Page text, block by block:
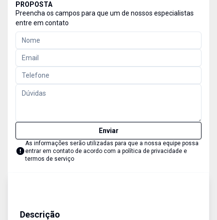
PROPOSTA
Preencha os campos para que um de nossos especialistas
entre em contato
Enviar
As informações serão utilizadas para que a nossa equipe possa
entrar em contato de acordo com a política de privacidade e
termos de serviço
Descrição